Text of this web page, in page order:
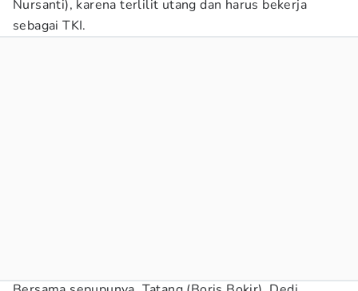
Nursanti), karena terlilit utang dan harus bekerja
sebagai TKI.